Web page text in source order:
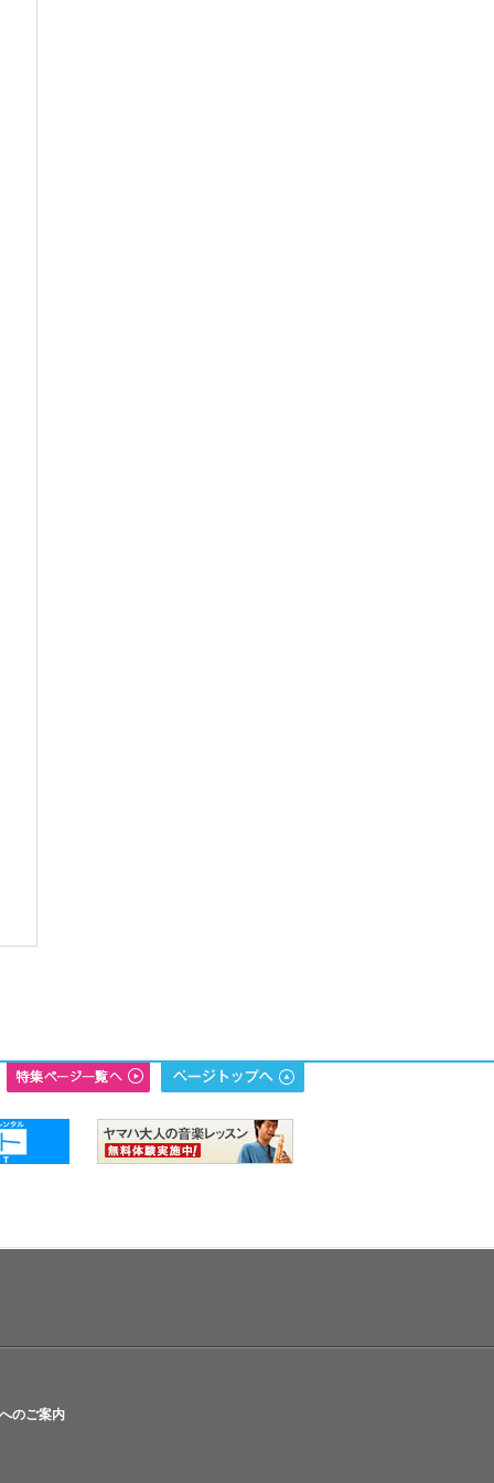
のご案内